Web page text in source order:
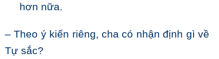
hơn nữa.
– Theo ý kiến riêng, cha có nhận định gì về
Tự sắc?